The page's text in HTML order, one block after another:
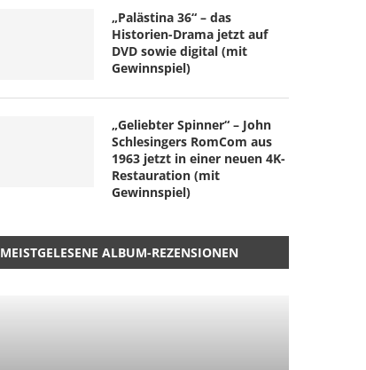
„Palästina 36“ – das
Historien-Drama jetzt auf
DVD sowie digital (mit
Gewinnspiel)
„Geliebter Spinner“ – John
Schlesingers RomCom aus
1963 jetzt in einer neuen 4K-
Restauration (mit
Gewinnspiel)
MEISTGELESENE ALBUM-REZENSIONEN